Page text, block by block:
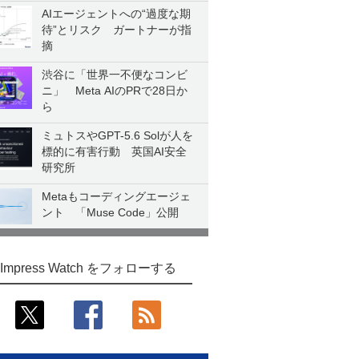
AIエージェントへの“過度な期
待”とリスク ガートナーが指
摘
渋谷に「世界一不便なコンビ
ニ」 Meta AIのPRで28日か
ら
ミュトスやGPT-5.6 Solが人を
標的に有害行動 英国AI安全
研究所
Metaもコーディングエージェ
ント 「Muse Code」公開
Impress Watch をフォローする